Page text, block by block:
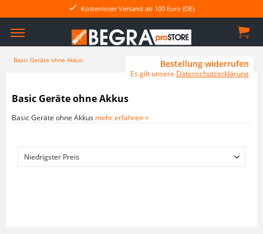
Kostenloser Versand ab 100 Euro (DE)
Basic Geräte ohne Akkus
Basic Geräte ohne Akkus
Basic Geräte ohne Akkus mehr erfahren »
Bestellung widerrufen
Es gilt unsere Datenschutzerklärung